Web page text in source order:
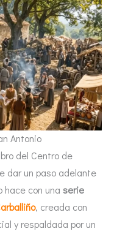
Antonio
del Centro de
dar un paso adelante
hace con una serie
, creada con
y respaldada por un